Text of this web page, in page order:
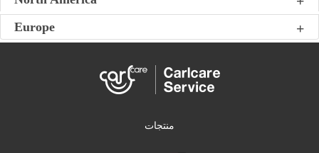
Europe
منتجات